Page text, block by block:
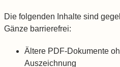
Die folgenden Inhalte sind
Gänze barrierefrei:
Ältere PDF-Dokumente
Auszeichnung